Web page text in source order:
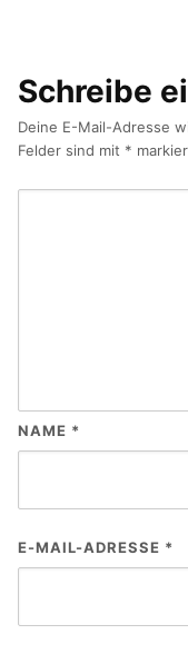
Schreibe
Deine E-Mail-Adresse
Felder sind mit *
NAME *
E-MAIL-ADRESSE *